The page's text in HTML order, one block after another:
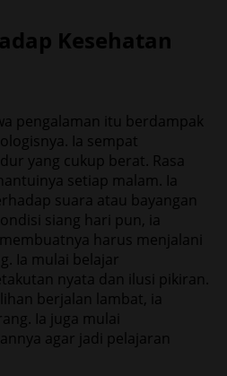
Kesehatan
pengalaman itu berdampak
Ia sempat
yang cukup berat. Rasa
setiap malam. Ia
suara atau bayangan
siang hari pun, ia
harus menjalani
Ia mulai belajar
nyata dan ilusi pikiran.
berjalan lambat, ia
Ia juga mulai
agar jadi pelajaran